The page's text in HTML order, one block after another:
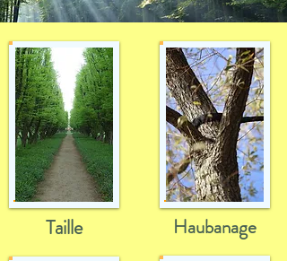
Taille Haubanage